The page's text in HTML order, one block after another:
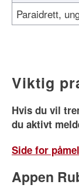
Paraidrett,
Viktig
Hvis du vil
du aktivt
Side for
Appen